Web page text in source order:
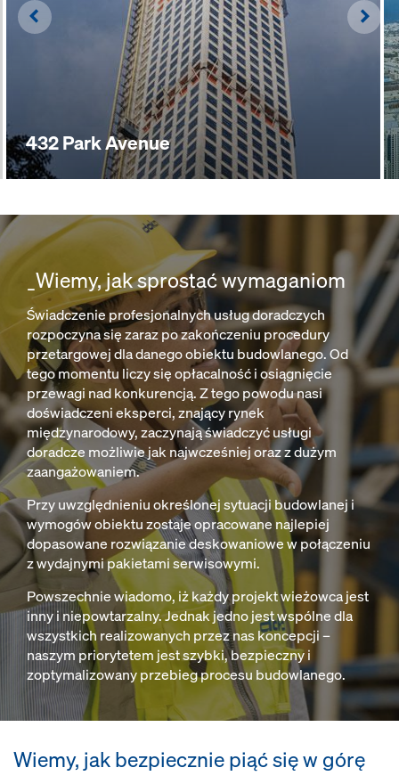
432 Park Avenue
Left
_Wiemy, jak sprostać wymaganiom
Świadczenie profesjonalnych usług doradczych
rozpoczyna się zaraz po zakończeniu procedury
przetargowej dla danego obiektu budowlanego. Od
tego momentu liczy się opłacalność i osiągnięcie
przewagi nad konkurencją. Z tego powodu nasi
doświadczeni eksperci, znający rynek
międzynarodowy, zaczynają świadczyć usługi
doradcze możliwie jak najwcześniej oraz z dużym
zaangażowaniem.
Przy uwzględnieniu określonej sytuacji budowlanej i
wymogów obiektu zostaje opracowane najlepiej
dopasowane rozwiązanie deskowaniowe w połączeniu
z wydajnymi pakietami serwisowymi.
Powszechnie wiadomo, iż każdy projekt wieżowca jest
inny i niepowtarzalny. Jednak jedno jest wspólne dla
wszystkich realizowanych przez nas koncepcji –
naszym priorytetem jest szybki, bezpieczny i
zoptymalizowany przebieg procesu budowlanego.
Wiemy, jak bezpiecznie piąć się w górę